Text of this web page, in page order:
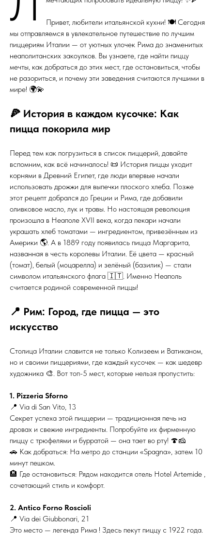
Привет, любители итальянской кухни! 🍽️ Сегодня
мы отправляемся в увлекательное путешествие по лучшим
пиццериям Италии — от уютных улочек Рима до знаменитых
неаполитанских закоулков. Вы узнаете, где найти пиццу
мечты, как добраться до этих мест, где остановиться, чтобы
не разориться, и почему эти заведения считаются лучшими в
мире! 🌍💫
🍕 История в каждом кусочке: Как
пицца покорила мир
Перед тем как погрузиться в список пиццерий, давайте
вспомним, как всё начиналось! 📜 История пиццы уходит
корнями в Древний Египет, где люди впервые начали
использовать дрожжи для выпечки плоского хлеба. Позже
этот рецепт добрался до Греции и Рима, где добавили
оливковое масло, лук и травы. Но настоящая революция
произошла в Неаполе XVII века, когда пекари начали
украшать хлеб томатами — ингредиентом, привезённым из
Америки 🌎. А в 1889 году появилась пицца Маргарита,
названная в честь королевы Италии. Её цвета — красный
(томат), белый (моцарелла) и зелёный (базилик) — стали
символом итальянского флага 🇮🇹. Именно Неаполь
считается родиной современной пиццы!
📍 Рим: Город, где пицца — это
искусство
Столица Италии славится не только Колизеем и Ватиканом,
но и своими пиццериями, где каждый кусочек — как шедевр
художника 🎨. Вот топ-5 мест, которые нельзя пропустить:
1. Pizzeria Sforno
📍 Via di San Vito, 13
Секрет успеха этой пиццерии — традиционная печь на
дровах и свежие ингредиенты. Попробуйте их фирменную
пиццу с трюфелями и бурратой — она тает во рту! 🍄🧀
🚗 Как добраться: На метро до станции «Spagna», затем 10
минут пешком.
🏨 Где остановиться: Рядом находится отель Hotel Artemide ,
сочетающий стиль и комфорт.
2. Antico Forno Roscioli
📍 Via dei Giubbonari, 21
Это место — легенда Рима ! Здесь пекут пиццу с 1922 года.